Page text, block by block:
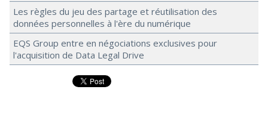
Les règles du jeu des partage et réutilisation des
données personnelles à l'ère du numérique
EQS Group entre en négociations exclusives pour
l'acquisition de Data Legal Drive